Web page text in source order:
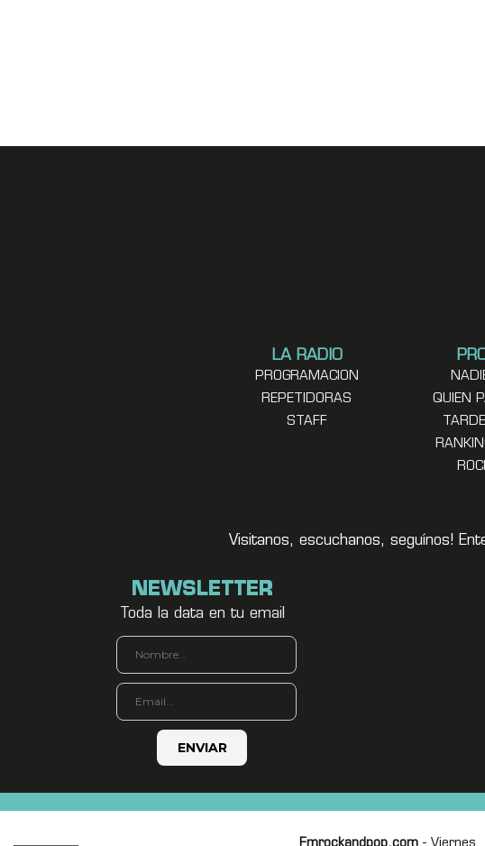
LA RADIO
PROGRAMACION
REPETIDORAS
STAFF
QUIEN
Visitanos, escuchanos, seguínos!
NEWSLETTER
Toda la data en tu email